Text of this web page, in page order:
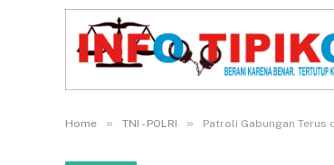
Home » TNI - POLRI » Patroli Gabungan Terus